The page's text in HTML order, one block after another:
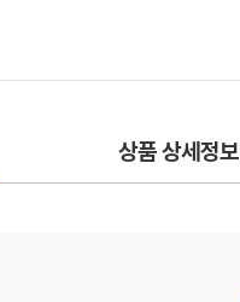
상품 상세정보